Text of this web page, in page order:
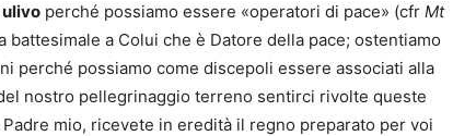
perché possiamo essere «operatori di pace» (cfr Mt
a Colui che è Datore della pace; ostentiamo
perché possiamo come discepoli essere associati alla
nostro pellegrinaggio terreno sentirci rivolte queste
mio, ricevete in eredità il regno preparato per voi